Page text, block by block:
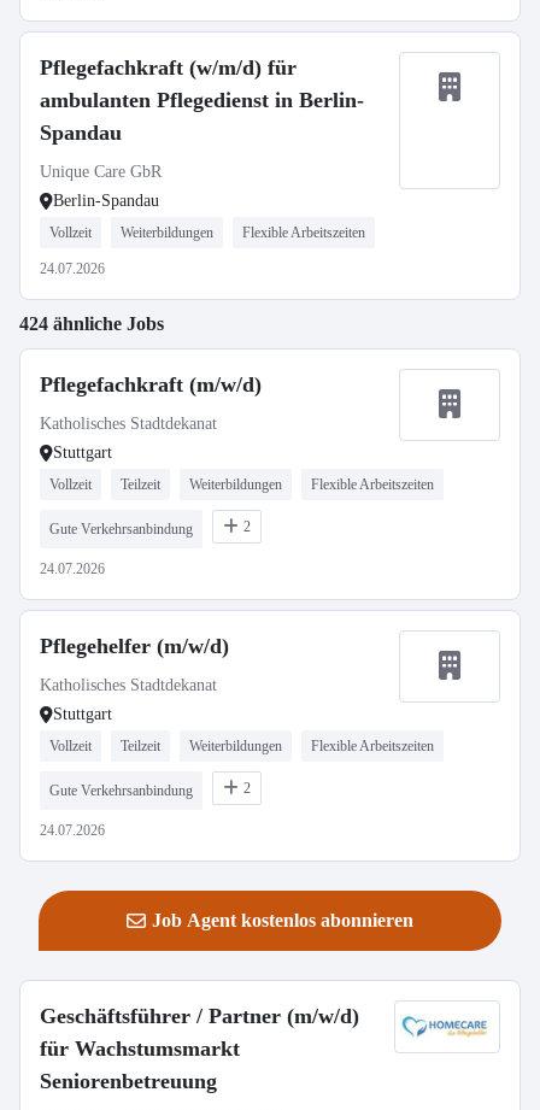
Pflegefachkraft (w/m/d) für
ambulanten Pflegedienst in Berlin-
Spandau
Unique Care GbR
Berlin-Spandau
Vollzeit Weiterbildungen Flexible Arbeitszeiten
24.07.2026
424 ähnliche Jobs
Pflegefachkraft (m/w/d)
Katholisches Stadtdekanat
Stuttgart
Vollzeit Teilzeit Weiterbildungen Flexible Arbeitszeiten
Gute Verkehrsanbindung 2
24.07.2026
Pflegehelfer (m/w/d)
Katholisches Stadtdekanat
Stuttgart
Vollzeit Teilzeit Weiterbildungen Flexible Arbeitszeiten
Gute Verkehrsanbindung 2
24.07.2026
Job Agent kostenlos abonnieren
Geschäftsführer / Partner (m/w/d)
für Wachstumsmarkt
Seniorenbetreuung